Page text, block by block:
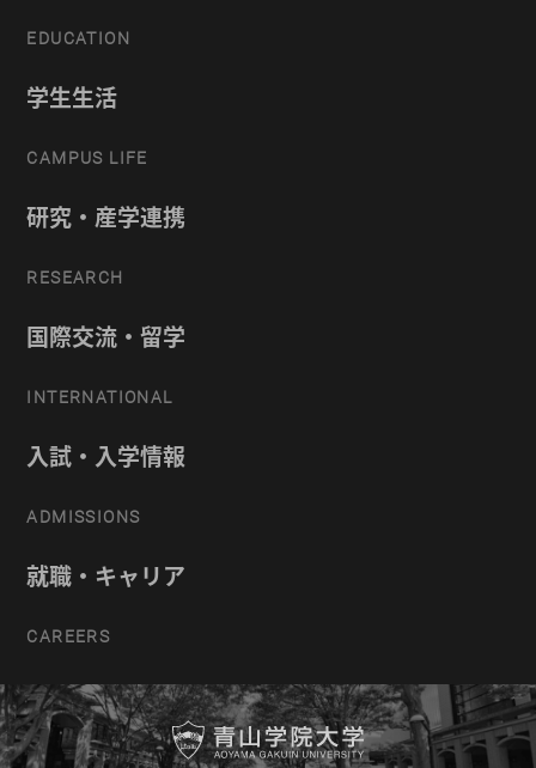
EDUCATION
学生生活
CAMPUS LIFE
研究・産学連携
RESEARCH
国際交流・留学
INTERNATIONAL
入試・入学情報
ADMISSIONS
就職・キャリア
CAREERS